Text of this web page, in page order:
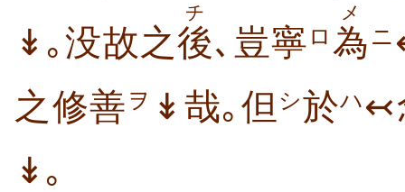
↡｡没故之後
チ
､豈寧 ロ 為
メ
ニ
之修善 ヲ ↡哉｡但 シ於ハ↢
↡｡